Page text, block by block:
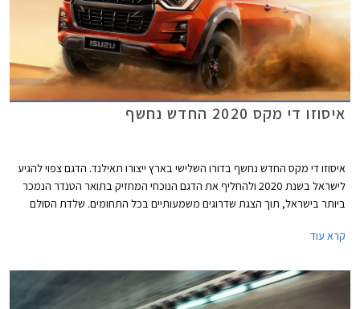
איסוזו די מקס 2020 החדש נחשף
איסוזו די מקס החדש נחשף בדורו השלישי בארץ ייצורו תאילנד. הדגם צפוי להגיע
לישראל בשנת 2020 ולהחליף את הדגם הנוכחי המחזיק בתואר הטנדר הנמכר
ביותר בישראל, תוך הצגת שדרוגים משמעותיים בכל התחומים. שלדת הסולם
קרא עוד